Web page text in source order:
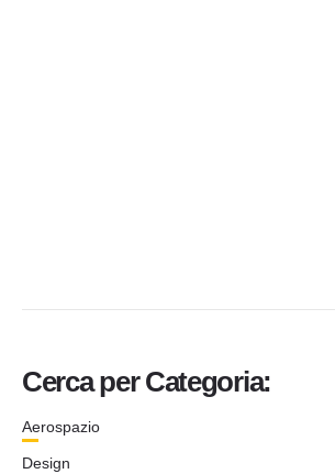
Cerca per Categoria:
Aerospazio
Design